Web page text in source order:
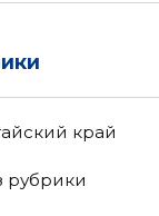
край
рубрики